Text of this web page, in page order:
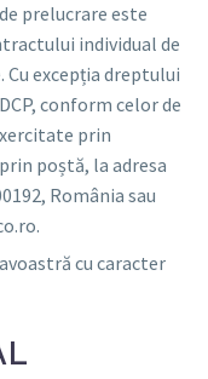
prelucrare este
individual de
Cu excepția dreptului
conform celor de
prin
poștă, la adresa
România sau
cu caracter